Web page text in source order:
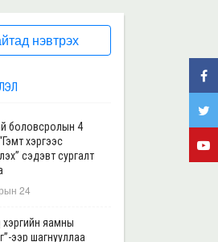
нэвтрэх
боловсролын 4
хэргээс
сэдэвт сургалт
24
яамны
ээр шагнууллаа